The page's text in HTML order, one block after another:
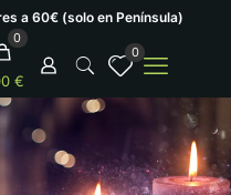
a 60€ (solo en Península)
0
€
0